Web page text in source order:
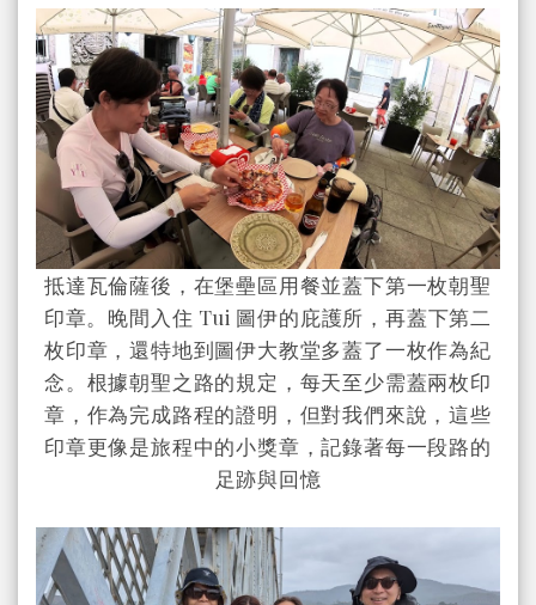
抵達瓦倫薩後，在堡壘區用餐並蓋下第一枚朝聖
印章。晚間入住 Tui 圖伊的庇護所，再蓋下第二
枚印章，還特地到圖伊大教堂多蓋了一枚作為紀
念。根據朝聖之路的規定，每天至少需蓋兩枚印
章，作為完成路程的證明，但對我們來說，這些
印章更像是旅程中的小獎章，記錄著每一段路的
足跡與回憶